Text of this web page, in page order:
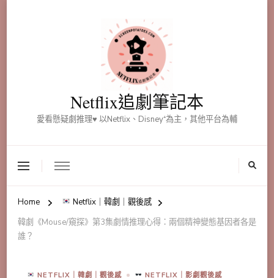
Netflix追劇筆記本
愛看懸疑劇推理♥ 以Netflix、Disney⁺為主，其他平台為輔
Home
Netflix｜韓劇｜觀後感
韓劇《Mouse/窺探》第3集劇情推理心得：兩個精神變態基因者各是
誰？
NETFLIX｜韓劇｜觀後感 NETFLIX｜影劇觀後感